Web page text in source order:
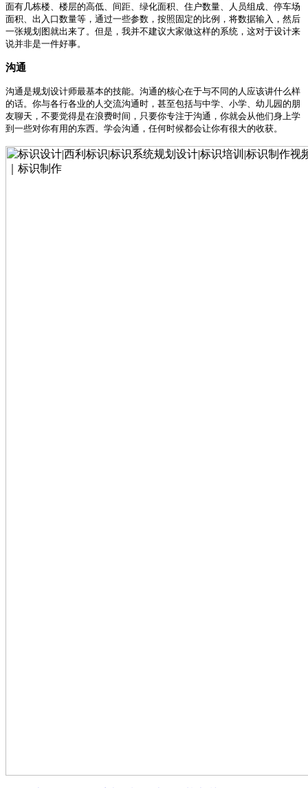
面有几栋楼、楼层的高低、间距、绿化面积、住户数量、人员组成、停车场
面积、出入口数量等，通过一些参数，按照固定的比例，将数据输入，然后
一张规划图就出来了。但是，我并不建议大家做这样的系统，这对于设计来
说并非是一件好事。
沟通
沟通是规划设计师最基本的技能。沟通的核心在于与不同的人应该讲什么样
的话。你与各行各业的人交流沟通时，甚至包括与中学、小学、幼儿园的朋
友聊天，不要觉得是在浪费时间，只要你专注于沟通，你就会从他们身上学
到一些对你有用的东西。学会沟通，任何时候都会让你有很大的收获。